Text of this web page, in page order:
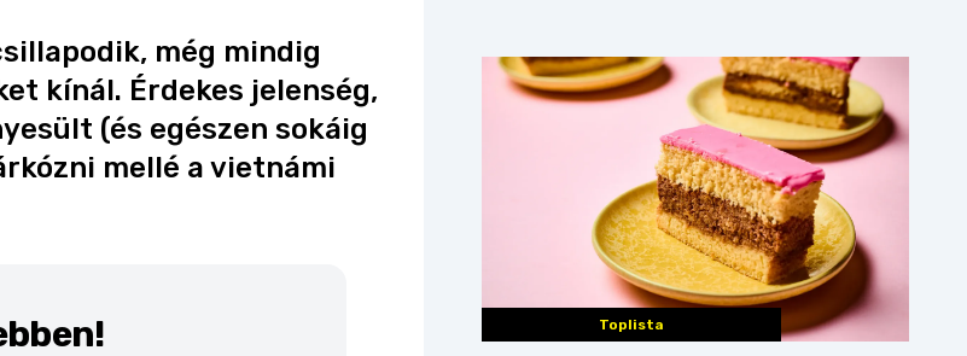
még mindig
kínál. Érdekes jelenség,
(és egészen sokáig
mellé a vietnámi
Toplista